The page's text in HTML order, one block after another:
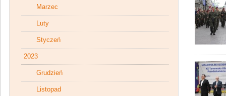
Marzec
Luty
Styczeń
2023
Grudzień
Listopad